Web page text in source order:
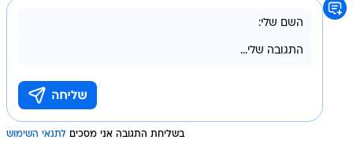
בשליחת התגובה אני מסכים לתנאי השימוש